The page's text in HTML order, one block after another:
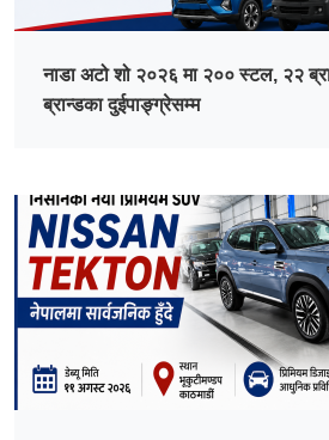
नाडा अटो शो २०२६ मा २०० स्टल, २२
ब्रान्डका दुईपाङ्ग्रेसम्म